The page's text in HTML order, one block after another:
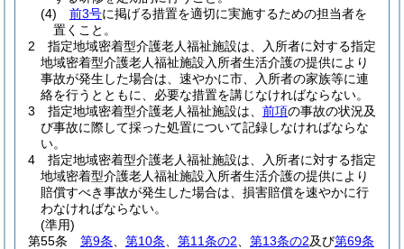
(4)
前3号に掲げる措置を適切に実施するための担当者を
置くこと。
2
指定地域密着型介護老人福祉施設は、入所者に対する指定
地域密着型介護老人福祉施設入所者生活介護の提供により
事故が発生した場合は、速やかに市、入所者の家族等に連
絡を行うとともに、必要な措置を講じなければならない。
3
指定地域密着型介護老人福祉施設は、 前項の事故の状況及
び事故に際して採った処置について記録しなければならな
い。
4
指定地域密着型介護老人福祉施設は、入所者に対する指定
地域密着型介護老人福祉施設入所者生活介護の提供により
賠償すべき事故が発生した場合は、損害賠償を速やかに行
わなければならない。
(準用)
第55条
第9条 第10条 第11条の2 第13条の2及び第69条